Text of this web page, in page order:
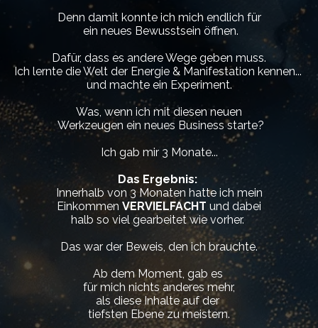
Denn damit konnte ich mich endlich für
ein neues Bewusstsein öffnen.
Dafür, dass es andere Wege geben muss.
Ich lernte die Welt der Energie & Manifestation kennen...
und machte ein Experiment.
Was, wenn ich mit diesen neuen
Werkzeugen ein neues Business starte?
Ich gab mir 3 Monate...
Das Ergebnis:
Innerhalb von 3 Monaten hatte ich mein
Einkommen VERVIELFACHT und dabei
halb so viel gearbeitet wie vorher.
Das war der Beweis, den ich brauchte.
Ab dem Moment, gab es
für mich nichts anderes mehr,
als diese Inhalte auf der
tiefsten Ebene zu meistern.